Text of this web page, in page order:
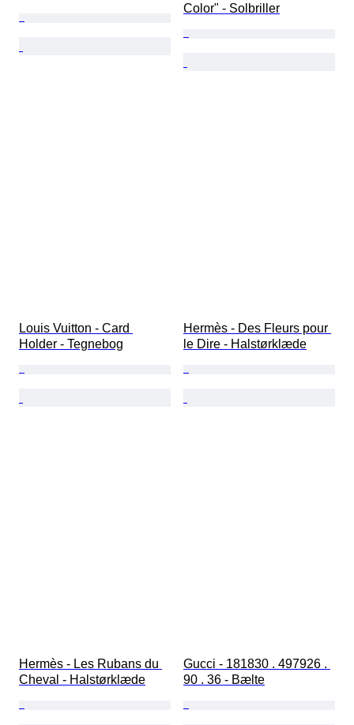
Color" - Solbriller
Louis Vuitton - Card
Holder - Tegnebog
Hermès - Des Fleurs pour
le Dire - Halstørklæde
Hermès - Les Rubans du
Cheval - Halstørklæde
Gucci - 181830 . 497926 .
90 . 36 - Bælte